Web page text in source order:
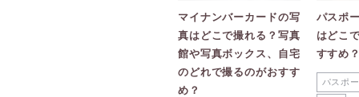
マイナンバーカードの写
真はどこで撮れる？写真
館や写真ボックス、自宅
のどれで撮るのがおすす
め？
パスポ
はどこ
すすめ
パスポ